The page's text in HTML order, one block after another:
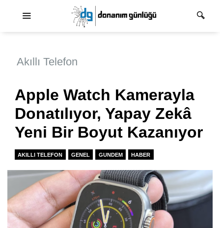
Akıllı Telefon
Apple Watch Kamerayla
Donatılıyor, Yapay Zekâ
Yeni Bir Boyut Kazanıyor
AKILLI TELEFON GENEL GUNDEM HABER